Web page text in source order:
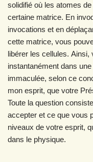
solidifié où les atomes
certaine matrice. En
invocations et en
cette matrice, vous
libérer les cellules.
instantanément dans
immaculée, selon ce
mon esprit, que votre
Toute la question
accepter et ce que vous
niveaux de votre esprit,
dans le physique.